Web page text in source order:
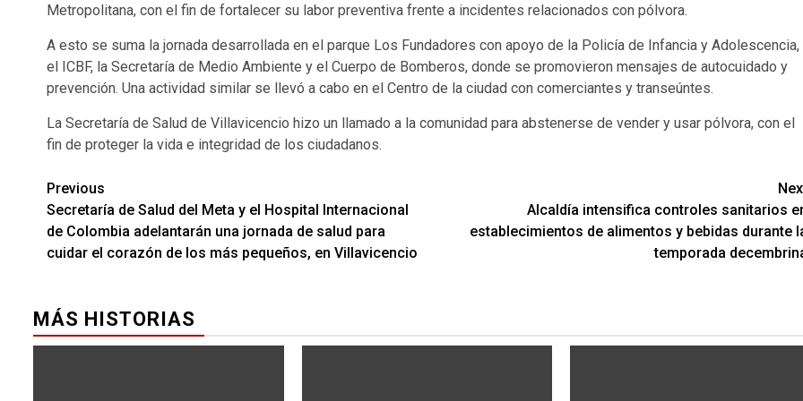
Metropolitana, con el fin de fortalecer su labor preventiva frente a incidentes relacionados con pólvora.
A esto se suma la jornada desarrollada en el parque Los Fundadores con apoyo de la Policía de Infancia y Adolescencia,
el ICBF, la Secretaría de Medio Ambiente y el Cuerpo de Bomberos, donde se promovieron mensajes de autocuidado y
prevención. Una actividad similar se llevó a cabo en el Centro de la ciudad con comerciantes y transeúntes.
La Secretaría de Salud de Villavicencio hizo un llamado a la comunidad para abstenerse de vender y usar pólvora, con el
fin de proteger la vida e integridad de los ciudadanos.
Previous
Secretaría de Salud del Meta y el Hospital Internacional
de Colombia adelantarán una jornada de salud para
cuidar el corazón de los más pequeños, en Villavicencio
Alcaldía intensifica controles sanitarios
establecimientos de alimentos y bebidas durante
temporada
MÁS HISTORIAS